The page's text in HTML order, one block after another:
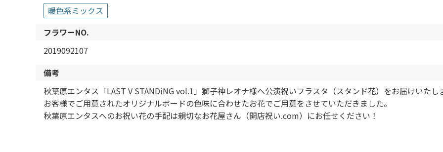
暖色系ミックス
フラワーNO.
2019092107
備考
秋葉原エンタス「LAST V STANDiNG vol.1」獅子神レオナ様へ公演祝いフラスタ（スタンド花）をお届けいたし
お客様でご用意されたオリジナルボードの色味に合わせたお花でご用意をさせていただきました。
秋葉原エンタスへのお祝い花の手配は親切なお花屋さん（開店祝い.com）にお任せください！